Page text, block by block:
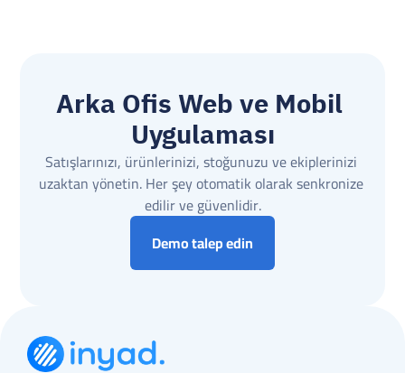
Arka Ofis Web ve Mobil
Uygulaması
Satışlarınızı, ürünlerinizi, stoğunuzu ve ekiplerinizi
uzaktan yönetin. Her şey otomatik olarak senkronize
edilir ve güvenlidir.
Demo talep edin